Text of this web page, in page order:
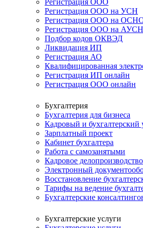
Регистрация ООО
Регистрация ООО на УСН
Регистрация ООО на
Регистрация ООО на АУСН
Подбор кодов ОКВЭД
Ликвидация ИП
Регистрация АО
Квалифицированная
Регистрация ИП онлайн
Регистрация ООО онлайн
Бухгалтерия
Бухгалтерия для бизнеса
Кадровый и бухгалтерский
Зарплатный проект
Кабинет бухгалтера
Работа с самозанятыми
Кадровое
Электронный
Восстановление
Тарифы на ведение
Бухгалтерские
Бухгалтерские услуги